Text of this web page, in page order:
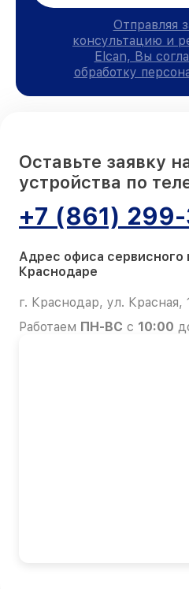
Отправляя
консультацию и
Elcan, Вы
обработку
Оставьте заявку
устройства по
+7 (861)
Адрес офиса сервисного
Краснодаре
г. Краснодар, ул. Красная,
Работаем ПН-ВС с 10:00